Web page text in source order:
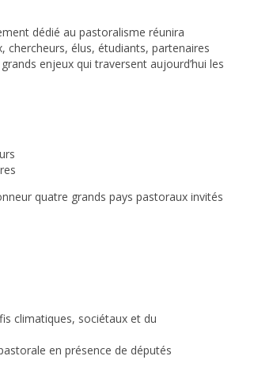
dédié au pastoralisme réunira
chercheurs, élus, étudiants, partenaires
enjeux qui traversent aujourd’hui les
quatre grands pays pastoraux invités
climatiques, sociétaux et du
en présence de députés